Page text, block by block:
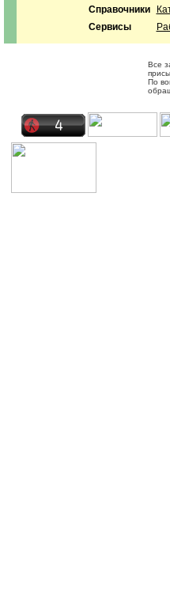
Справочники
Сервисы
Все
По